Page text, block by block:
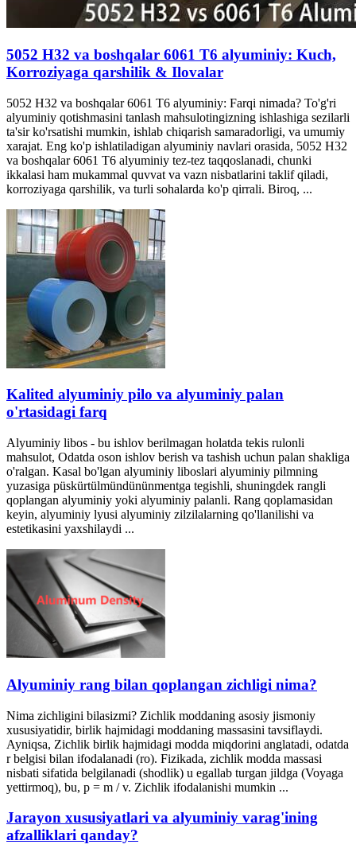
5052 H32 va boshqalar 6061 T6 alyuminiy: Kuch,
Korroziyaga qarshilik & Ilovalar
5052 H32 va boshqalar 6061 T6 alyuminiy: Farqi nimada? To'g'ri
alyuminiy qotishmasini tanlash mahsulotingizning ishlashiga sezilarli
ta'sir ko'rsatishi mumkin, ishlab chiqarish samaradorligi, va umumiy
xarajat. Eng ko'p ishlatiladigan alyuminiy navlari orasida, 5052 H32
va boshqalar 6061 T6 alyuminiy tez-tez taqqoslanadi, chunki
ikkalasi ham mukammal quvvat va vazn nisbatlarini taklif qiladi,
korroziyaga qarshilik, va turli sohalarda ko'p qirrali. Biroq, ...
Kalited alyuminiy pilo va alyuminiy palan
o'rtasidagi farq
Alyuminiy libos - bu ishlov berilmagan holatda tekis rulonli
mahsulot, Odatda oson ishlov berish va tashish uchun palan shakliga
o'ralgan. Kasal bo'lgan alyuminiy liboslari alyuminiy pilmning
yuzasiga püskürtülmündününmentga tegishli, shuningdek rangli
qoplangan alyuminiy yoki alyuminiy palanli. Rang qoplamasidan
keyin, alyuminiy lyusi alyuminiy zilzilalarning qo'llanilishi va
estetikasini yaxshilaydi ...
Alyuminiy rang bilan qoplangan zichligi nima?
Nima zichligini bilasizmi? Zichlik moddaning asosiy jismoniy
xususiyatidir, birlik hajmidagi moddaning massasini tavsiflaydi.
Ayniqsa, Zichlik birlik hajmidagi modda miqdorini anglatadi, odatda
r belgisi bilan ifodalanadi (ro). Fizikada, zichlik modda massasi
nisbati sifatida belgilanadi (shodlik) u egallab turgan jildga (Voyaga
yettirmoq), bu, p = m / v. Zichlik ifodalanishi mumkin ...
Jarayon xususiyatlari va alyuminiy varag'ining
afzalliklari qanday?